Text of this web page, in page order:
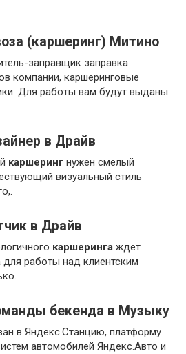
(каршеринг) Митино
заправщик заправка
компании, каршеринговые
Для работы вам будут выданы
в Драйв
каршеринг нужен смелый
визуальный стиль
в Драйв
каршеринга ждет
работы над клиентским
бекенда в Музыку
в Яндекс.Станцию, платформу
автомобилей Яндекс.Авто и